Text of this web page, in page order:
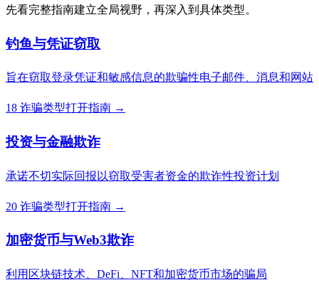
先看完整指南建立全局视野，再深入到具体类型。
钓鱼与凭证窃取
旨在窃取登录凭证和敏感信息的欺骗性电子邮件、消息和网站
18 诈骗类型打开指南 →
投资与金融欺诈
承诺不切实际回报以窃取受害者资金的欺诈性投资计划
20 诈骗类型打开指南 →
加密货币与Web3欺诈
利用区块链技术、DeFi、NFT和加密货币市场的骗局